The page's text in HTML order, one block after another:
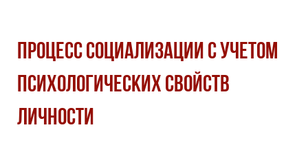
ПРОЦЕСС СОЦИАЛИЗАЦИИ С УЧЕТОМ
ПСИХОЛОГИЧЕСКИХ СВОЙСТВ
ЛИЧНОСТИ